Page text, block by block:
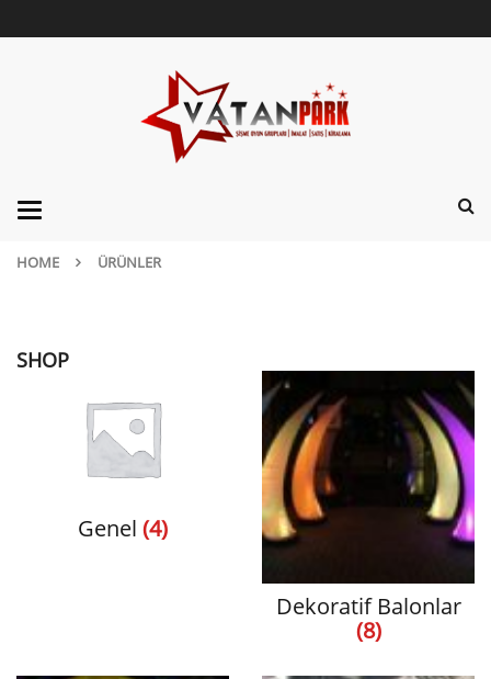
Categories
HOME ÜRÜNLER
SHOP
Genel (4)
Dekoratif Balonlar
(8)